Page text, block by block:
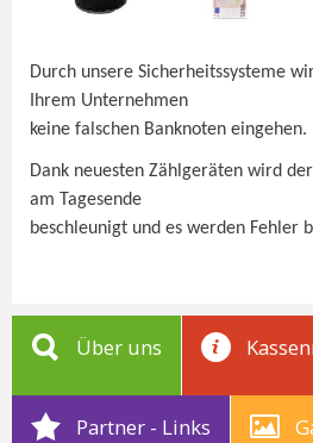
Durch unsere Sicherheitssysteme
Ihrem Unternehmen
keine falschen Banknoten eingehen.
Dank neuesten Zählgeräten wird
am Tagesende
beschleunigt und es werden Fehler
Über uns
Partner - Links